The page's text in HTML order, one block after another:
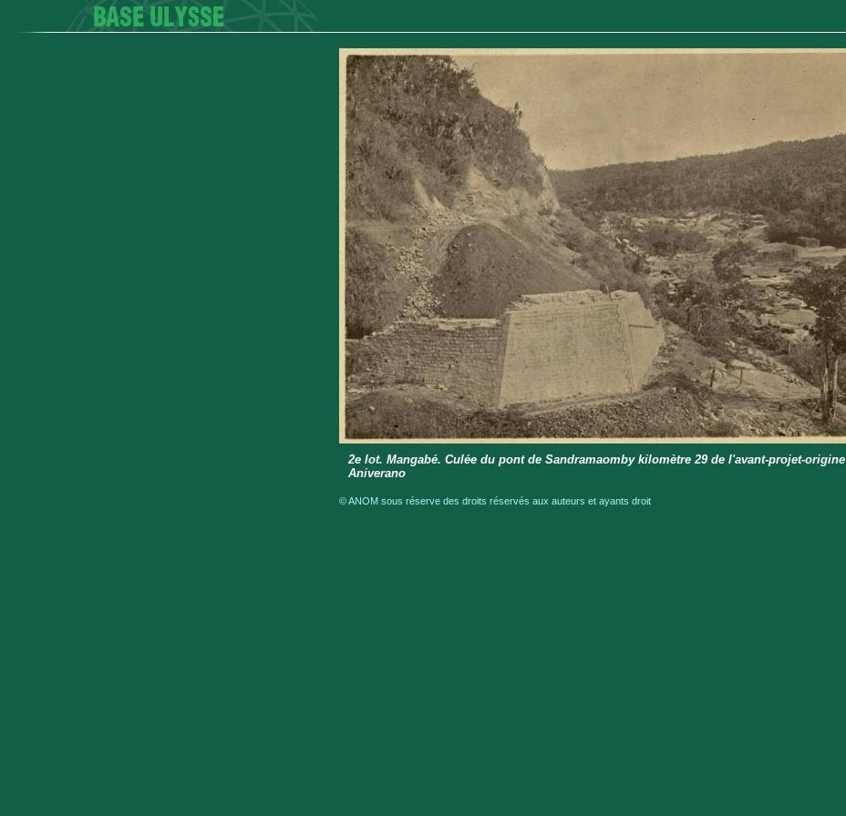
2e lot. Mangabé. Culée du pont de Sandramaomby kilomètre 29 de l'avant-projet-origine
Aniverano
© ANOM sous réserve des droits réservés aux auteurs et ayants droit